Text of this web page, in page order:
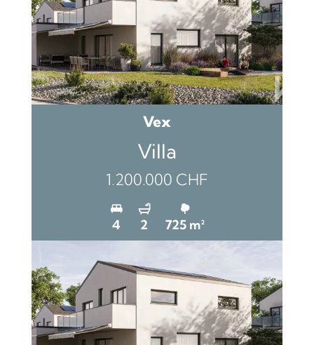
Vex
Villa
1.200.000 CHF
4 2 725 m²